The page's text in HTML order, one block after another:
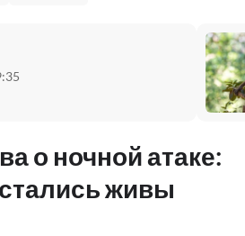
о ночной атаке:
живы